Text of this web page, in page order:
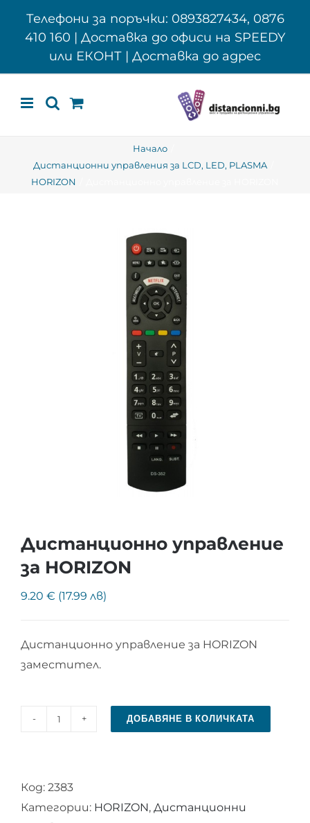
Телефони за поръчки: 0893827434, 0876
410 160 | Доставка до офиси на SPEEDY
или ЕКОНТ | Доставка до адрес
Начало
Дистанционни управления за LCD, LED, PLASMA
HORIZON
Дистанционно управление
за HORIZON
9.20 € (17.99 лв)
Дистанционно управление за HORIZON
заместител.
количество
управление
за
ДОБАВЯНЕ В КОЛИЧКАТА
Код: 2383
Категории: HORIZON, Дистанционни